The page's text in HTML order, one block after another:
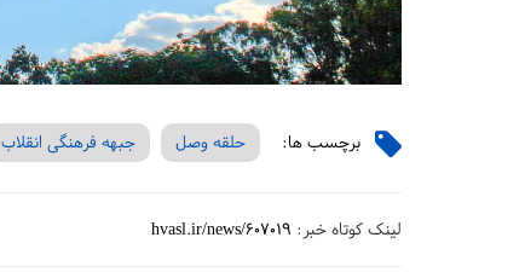
برچسب ها: حلقه وصل جبهه فرهنگی انقلاب
لینک کوتاه خبر: hvasl.ir/news/607019